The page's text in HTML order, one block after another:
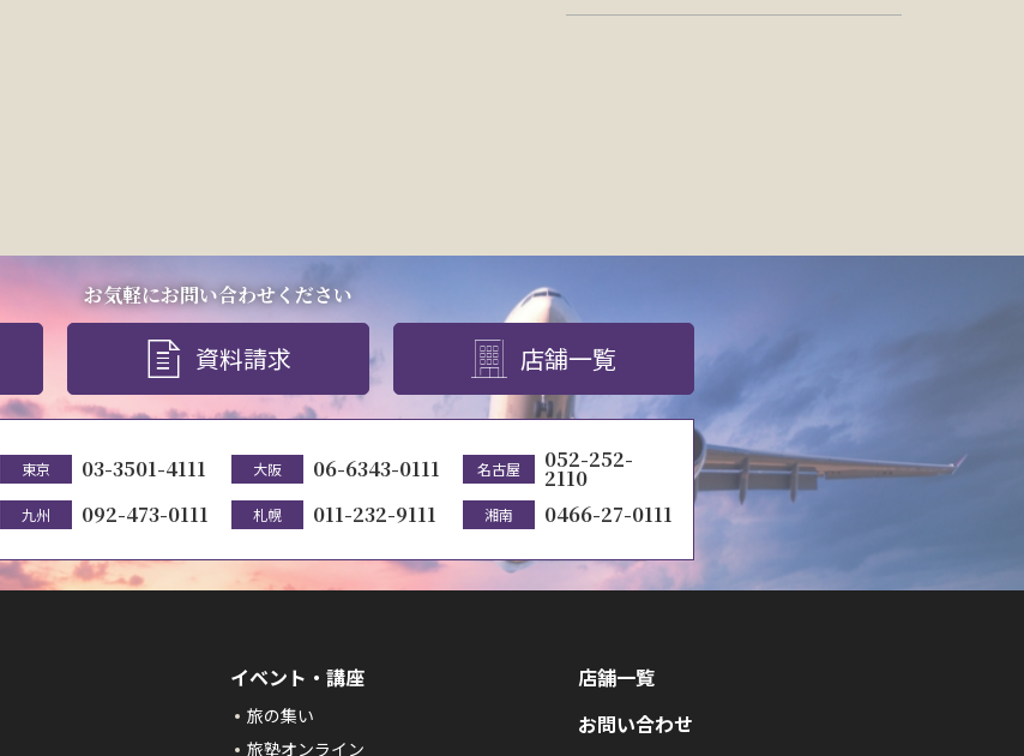
お気軽にお問い合わせください
資料請求 店舗一覧
東京 03-3501-4111 大阪 06-6343-0111 名古屋 052-252-
2110
九州 092-473-0111 札幌 011-232-9111 湘南 0466-27-0111
イベント・講座
旅の集い
旅塾オンライン
店舗一覧
お問い合わせ